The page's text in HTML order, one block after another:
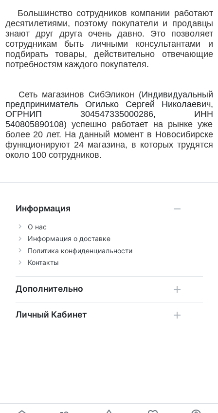
Большинство сотрудников компании работают
десятилетиями, поэтому покупатели и продавцы
знают друг друга очень давно. Это позволяет
сотрудникам быть личными консультантами и
подбирать товары, действительно отвечающие
потребностям каждого покупателя.
Сеть магазинов СибЭликон (Индивидуальный
предприниматель Огилько Сергей Николаевич,
ОГРНИП 304547335000286, ИНН
540805890108) успешно работает на рынке уже
более 20 лет. На данный момент в Новосибирске
функционируют 24 магазина, в которых трудятся
около 100 сотрудников.
Информация
О нас
Информация о доставке
Политика конфиденциальности
Контакты
Дополнительно
Личный Кабинет